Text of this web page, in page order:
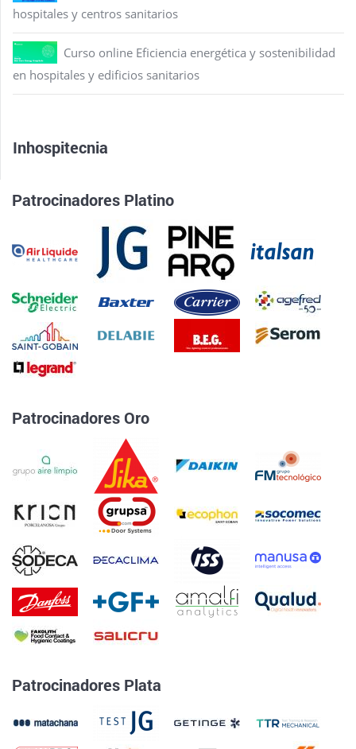
hospitales y centros sanitarios
Curso online Eficiencia energética y sostenibilidad
en hospitales y edificios sanitarios
Inhospitecnia
Patrocinadores Platino
Patrocinadores Oro
Patrocinadores Plata